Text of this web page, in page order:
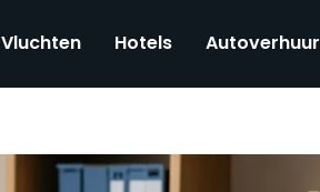
Vluchten Hotels Autoverhuur